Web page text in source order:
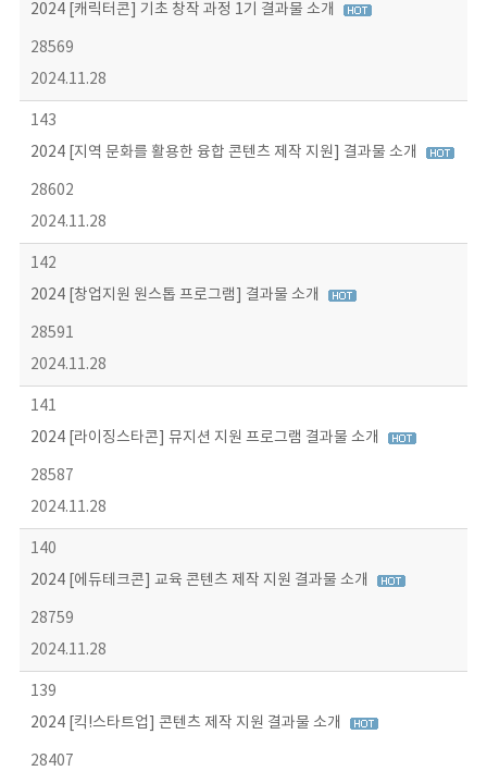
2024 [캐릭터콘] 기초 창작 과정 1기 결과물 소개
28569
2024.11.28
143
2024 [지역 문화를 활용한 융합 콘텐츠 제작 지원] 결과물 소개
28602
2024.11.28
142
2024 [창업지원 원스톱 프로그램] 결과물 소개
28591
2024.11.28
141
2024 [라이징스타콘] 뮤지션 지원 프로그램 결과물 소개
28587
2024.11.28
140
2024 [에듀테크콘] 교육 콘텐츠 제작 지원 결과물 소개
28759
2024.11.28
139
2024 [킥!스타트업] 콘텐츠 제작 지원 결과물 소개
28407